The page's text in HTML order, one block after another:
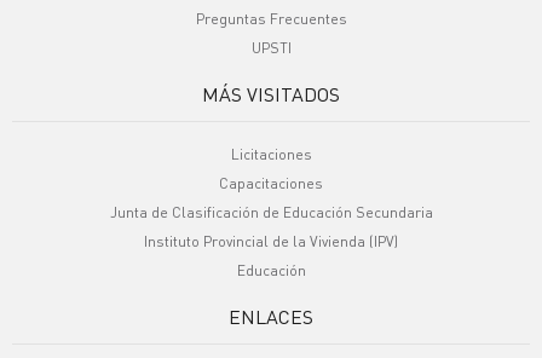
Preguntas Frecuentes
UPSTI
MÁS VISITADOS
Licitaciones
Capacitaciones
Junta de Clasificación de Educación Secundaria
Instituto Provincial de la Vivienda (IPV)
Educación
ENLACES